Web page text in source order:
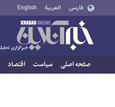
فارسی العربية English
صفحه اصلی سیاست اقتصاد